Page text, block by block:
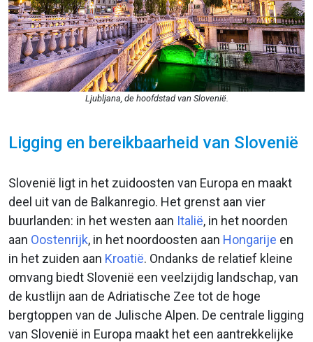
Ljubljana, de hoofdstad van Slovenië.
Ligging en bereikbaarheid van Slovenië
Slovenië ligt in het zuidoosten van Europa en maakt
deel uit van de Balkanregio. Het grenst aan vier
buurlanden: in het westen aan Italië, in het noorden
aan Oostenrijk, in het noordoosten aan Hongarije en
in het zuiden aan Kroatië. Ondanks de relatief kleine
omvang biedt Slovenië een veelzijdig landschap, van
de kustlijn aan de Adriatische Zee tot de hoge
bergtoppen van de Julische Alpen. De centrale ligging
van Slovenië in Europa maakt het een aantrekkelijke